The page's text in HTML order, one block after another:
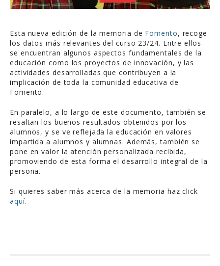
Esta nueva edición de la memoria de Fomento, recoge
los datos más relevantes del curso 23/24. Entre ellos
se encuentran algunos aspectos fundamentales de la
educación como los proyectos de innovación, y las
actividades desarrolladas que contribuyen a la
implicación de toda la comunidad educativa de
Fomento.
En paralelo, a lo largo de este documento, también se
resaltan los buenos resultados obtenidos por los
alumnos, y se ve reflejada la educación en valores
impartida a alumnos y alumnas. Además, también se
pone en valor la atención personalizada recibida,
promoviendo de esta forma el desarrollo integral de la
persona.
Si quieres saber más acerca de la memoria haz click
aquí.